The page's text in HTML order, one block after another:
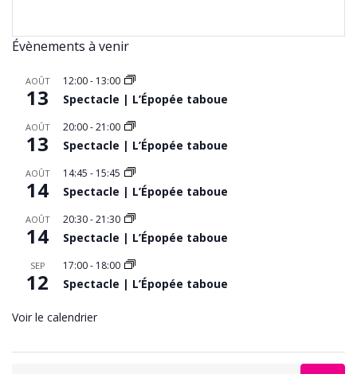
Évènements à venir
AOÛT
13
12:00- 13:00
Spectacle | L’Épopée taboue
AOÛT
13
20:00-21:00
Spectacle | L’Épopée taboue
AOÛT
14
14:45 - 15:45
Spectacle | L’Épopée taboue
AOÛT
14
20:30-21:30
Spectacle | L’Épopée taboue
SEP
12
17:00- 18:00
Spectacle | L’Épopée taboue
Voir le calendrier